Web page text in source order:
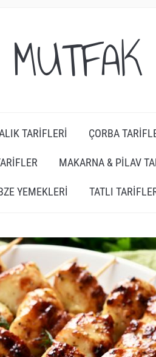
TARIFLERI ÇORBA
MAKARNA & PILAV
YEMEKLERI TATLI